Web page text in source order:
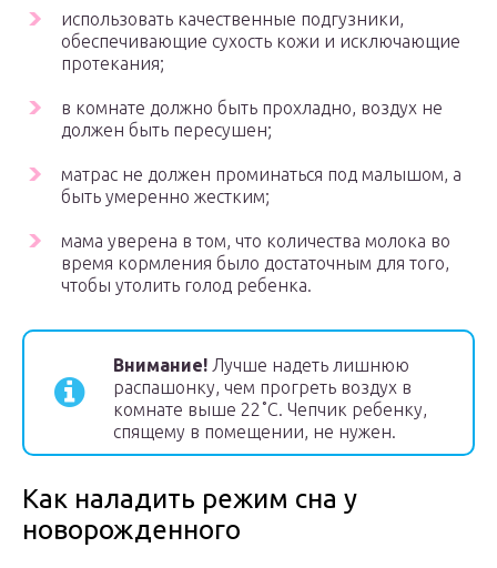
использовать качественные подгузники,
обеспечивающие сухость кожи и исключающие
протекания;
в комнате должно быть прохладно, воздух не
должен быть пересушен;
матрас не должен проминаться под малышом, а
быть умеренно жестким;
мама уверена в том, что количества молока во
время кормления было достаточным для того,
чтобы утолить голод ребенка.
Внимание! Лучше надеть лишнюю
распашонку, чем прогреть воздух в
комнате выше 22˚C. Чепчик ребенку,
спящему в помещении, не нужен.
Как наладить режим сна у
новорожденного